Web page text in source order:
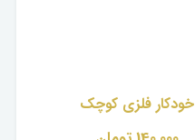
خودکار فلزی کوچک